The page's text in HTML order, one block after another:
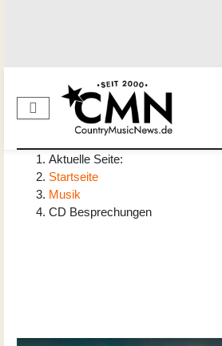
Aktuelle Seite:
Startseite
Musik
CD Besprechungen